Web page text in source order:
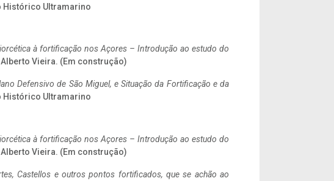
Histórico Ultramarino
à fortificação nos Açores – Introdução ao estudo do
Alberto Vieira. (Em construção)
Defensivo de São Miguel, e Situação da Fortificação e da
Histórico Ultramarino
à fortificação nos Açores – Introdução ao estudo do
Alberto Vieira. (Em construção)
Castellos e outros pontos fortificados, que se achão ao